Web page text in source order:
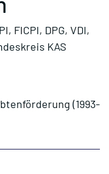
FICPI, DPG, VDI,
KAS
(1993-